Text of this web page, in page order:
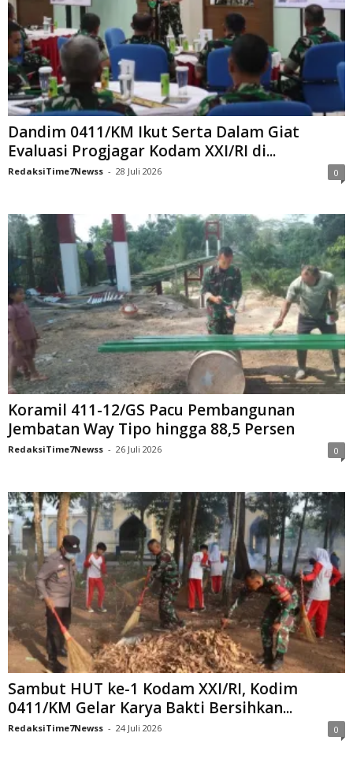
Dandim 0411/KM Ikut Serta Dalam Giat
Evaluasi Progjagar Kodam XXI/RI di...
RedaksiTime7Newss - 28 Juli 2026 0
Koramil 411-12/GS Pacu Pembangunan
Jembatan Way Tipo hingga 88,5 Persen
RedaksiTime7Newss - 26 Juli 2026 0
Sambut HUT ke-1 Kodam XXI/RI, Kodim
0411/KM Gelar Karya Bakti Bersihkan...
RedaksiTime7Newss - 24 Juli 2026 0